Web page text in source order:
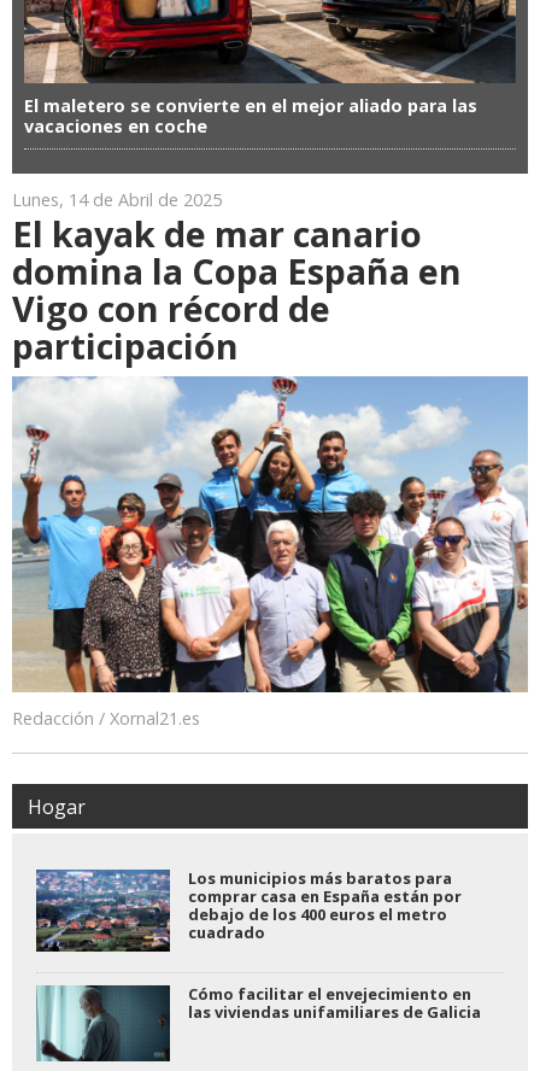
El maletero se convierte en el mejor aliado para las
vacaciones en coche
Lunes, 14 de Abril de 2025
El kayak de mar canario
domina la Copa España en
Vigo con récord de
participación
Redacción / Xornal21.es
Hogar
Los municipios más baratos para
comprar casa en España están por
debajo de los 400 euros el metro
cuadrado
Cómo facilitar el envejecimiento en
las viviendas unifamiliares de Galicia